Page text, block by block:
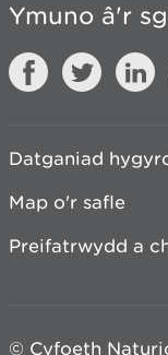
Ymuno â'r
Datganiad
Map o'r safle
Preifatrwydd a
© Cyfoeth